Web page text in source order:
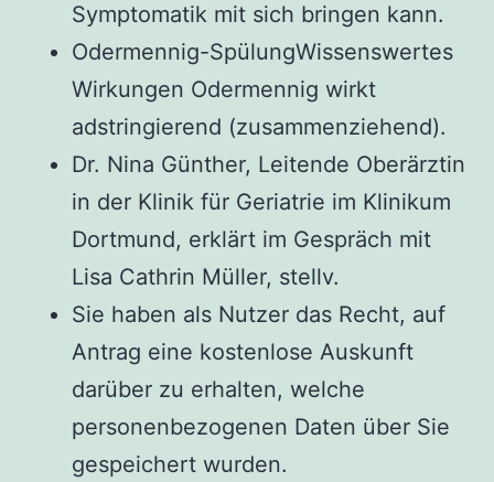
Symptomatik mit sich bringen kann.
Odermennig-SpülungWissenswertes
Wirkungen Odermennig wirkt
adstringierend (zusammenziehend).
Dr. Nina Günther, Leitende Oberärztin
in der Klinik für Geriatrie im Klinikum
Dortmund, erklärt im Gespräch mit
Lisa Cathrin Müller, stellv.
Sie haben als Nutzer das Recht, auf
Antrag eine kostenlose Auskunft
darüber zu erhalten, welche
personenbezogenen Daten über Sie
gespeichert wurden.